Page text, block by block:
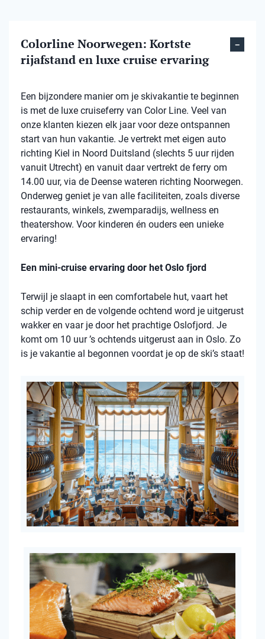
Colorline Noorwegen: Kortste
rijafstand en luxe cruise ervaring
Een bijzondere manier om je skivakantie te beginnen
is met de luxe cruiseferry van Color Line. Veel van
onze klanten kiezen elk jaar voor deze ontspannen
start van hun vakantie. Je vertrekt met eigen auto
richting Kiel in Noord Duitsland (slechts 5 uur rijden
vanuit Utrecht) en vanuit daar vertrekt de ferry om
14.00 uur, via de Deense wateren richting Noorwegen.
Onderweg geniet je van alle faciliteiten, zoals diverse
restaurants, winkels, zwemparadijs, wellness en
theatershow. Voor kinderen én ouders een unieke
ervaring!
Een mini-cruise ervaring door het Oslo fjord
Terwijl je slaapt in een comfortabele hut, vaart het
schip verder en de volgende ochtend word je uitgerust
wakker en vaar je door het prachtige Oslofjord. Je
komt om 10 uur ’s ochtends uitgerust aan in Oslo. Zo
is je vakantie al begonnen voordat je op de ski’s staat!